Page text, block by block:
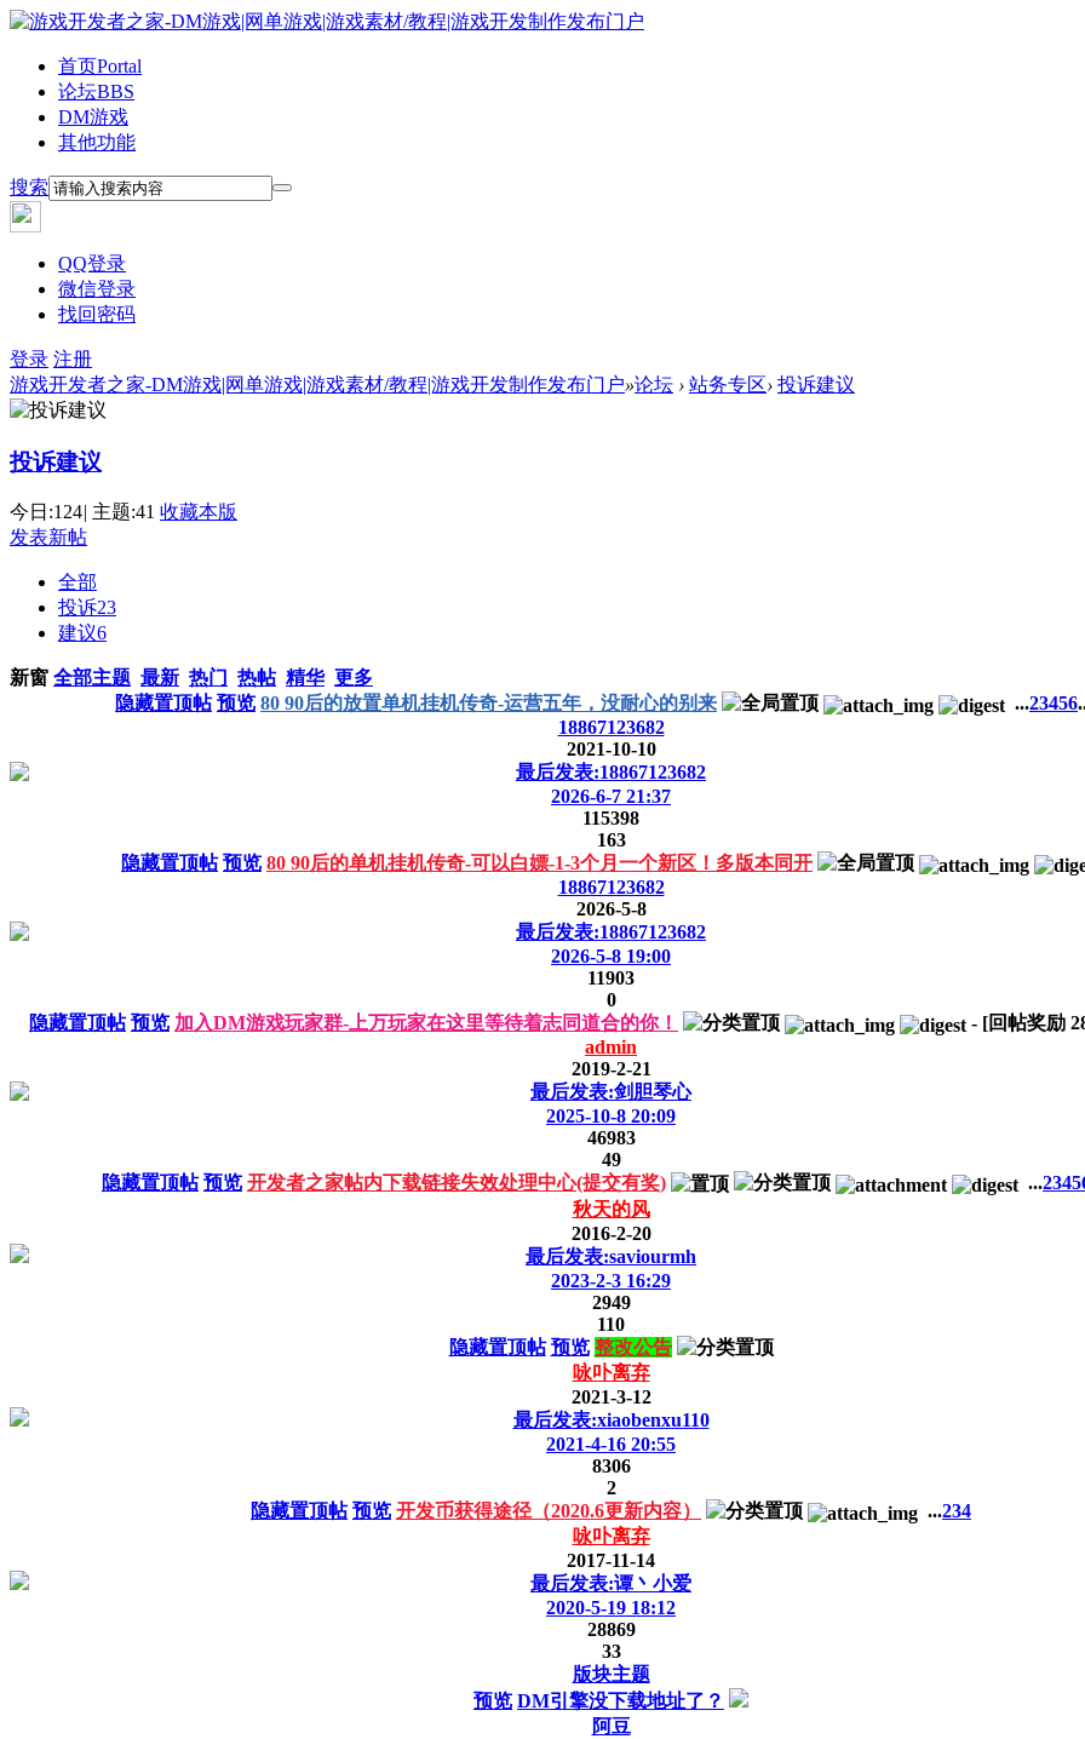
首页Portal
论坛BBS
DM游戏
其他功能
搜索
QQ登录
微信登录
找回密码
登录 注册
游戏开发者之家-DM游戏|网单游戏|游戏素材/教程|游戏开发制作发布门户»论坛 › 站务专区› 投诉建议
投诉建议
今日:124| 主题:41 收藏本版
发表新帖
全部
投诉23
建议6
新窗 全部主题 最新 热门 热帖 精华 更多
隐藏置顶帖 预览 80 90后的放置单机挂机传奇-运营五年，没耐心的别来 ...23456
18867123682
2021-10-10
最后发表:18867123682
2026-6-7 21:37
115398
163
隐藏置顶帖 预览 80 90后的单机挂机传奇-可以白嫖-1-3个月一个新区！多版本同开
18867123682
2026-5-8
最后发表:18867123682
2026-5-8 19:00
11903
0
隐藏置顶帖 预览 加入DM游戏玩家群-上万玩家在这里等待着志同道合的你！ - [回帖奖励
admin
2019-2-21
最后发表:剑胆琴心
2025-10-8 20:09
46983
49
隐藏置顶帖 预览 开发者之家帖内下载链接失效处理中心(提交有奖) ...2345
秋天的风
2016-2-20
最后发表:saviourmh
2023-2-3 16:29
2949
110
隐藏置顶帖 预览 整改公告
咏卟离弃
2021-3-12
最后发表:xiaobenxu110
2021-4-16 20:55
8306
2
隐藏置顶帖 预览 开发币获得途径（2020.6更新内容） ...234
咏卟离弃
2017-11-14
最后发表:谭丶小爱
2020-5-19 18:12
28869
33
版块主题
预览 DM引擎没下载地址了？
阿豆